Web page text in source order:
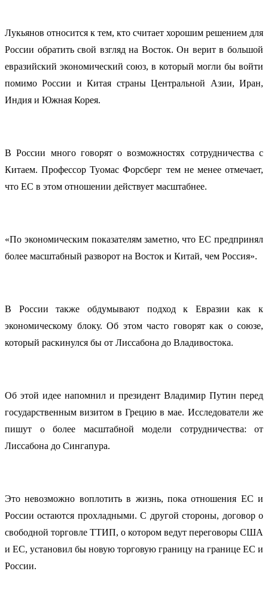
Лукьянов относится к тем, кто считает хорошим решением для
России обратить свой взгляд на Восток. Он верит в большой
евразийский экономический союз, в который могли бы войти
помимо России и Китая страны Центральной Азии, Иран,
Индия и Южная Корея.
В России много говорят о возможностях сотрудничества с
Китаем. Профессор Туомас Форсберг тем не менее отмечает,
что ЕС в этом отношении действует масштабнее.
«По экономическим показателям заметно, что ЕС предпринял
более масштабный разворот на Восток и Китай, чем Россия».
В России также обдумывают подход к Евразии как к
экономическому блоку. Об этом часто говорят как о союзе,
который раскинулся бы от Лиссабона до Владивостока.
Об этой идее напомнил и президент Владимир Путин перед
государственным визитом в Грецию в мае. Исследователи же
пишут о более масштабной модели сотрудничества: от
Лиссабона до Сингапура.
Это невозможно воплотить в жизнь, пока отношения ЕС и
России остаются прохладными. С другой стороны, договор о
свободной торговле ТТИП, о котором ведут переговоры США
и ЕС, установил бы новую торговую границу на границе ЕС и
России.